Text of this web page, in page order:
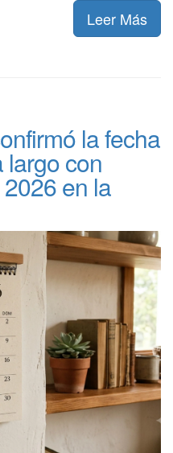
Leer Más
la fecha
largo con
en la